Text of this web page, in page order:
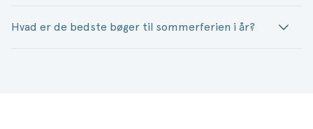
Hvad er de bedste bøger til sommerferien i år?